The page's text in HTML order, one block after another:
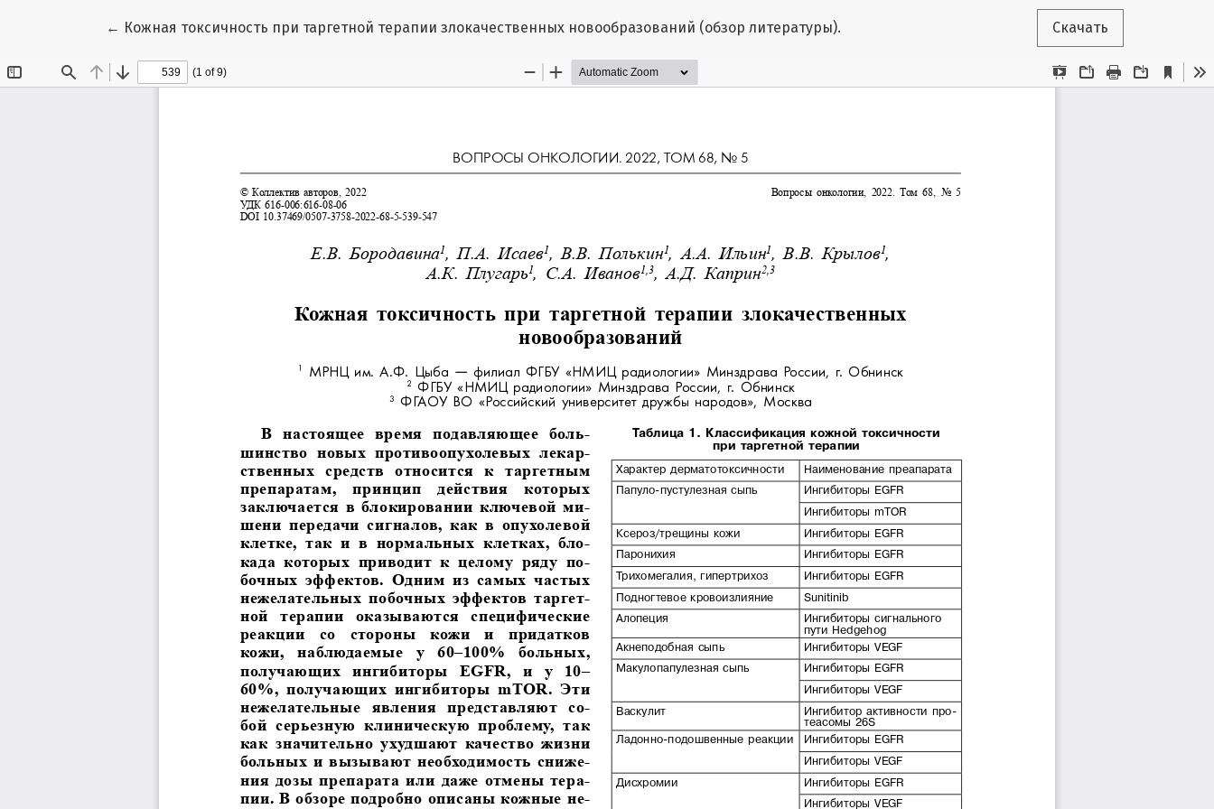
← Вернуться к Подробностям о статье
Кожная токсичность при таргетной терапии злокачественных новообразований (обзор литературы). Скачать